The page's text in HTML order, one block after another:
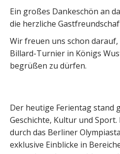
Ein großes Dankeschön an
die herzliche
Wir freuen uns schon
Billard-Turnier in Königs
begrüßen zu dürfen.
Der heutige Ferientag stand
Geschichte, Kultur und
durch das Berliner
exklusive Einblicke in